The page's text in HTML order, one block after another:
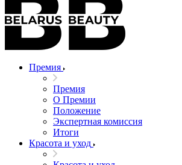
Премия
Премия
О Премии
Положение
Экспертная комиссия
Итоги
Красота и уход